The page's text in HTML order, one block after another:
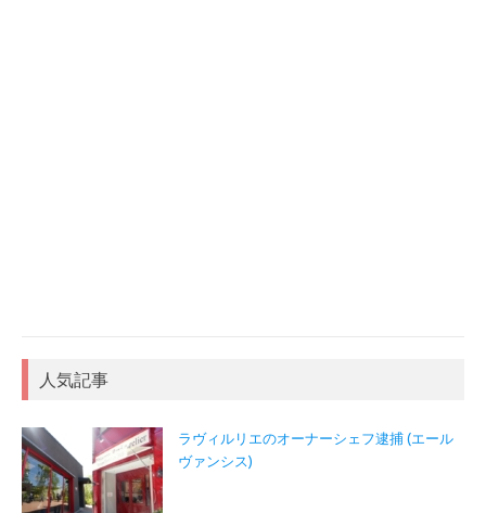
人気記事
ラヴィルリエのオーナーシェフ逮捕 (エール
ヴァンシス)